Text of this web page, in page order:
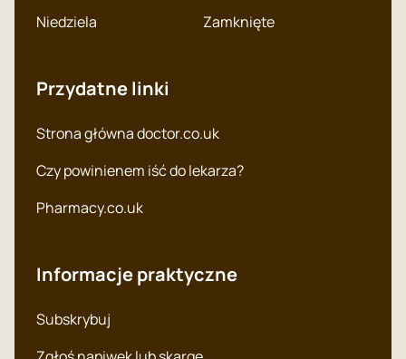
Niedziela
Zamknięte
Przydatne linki
Strona główna doctor.co.uk
Czy powinienem iść do lekarza?
Pharmacy.co.uk
Informacje praktyczne
Subskrybuj